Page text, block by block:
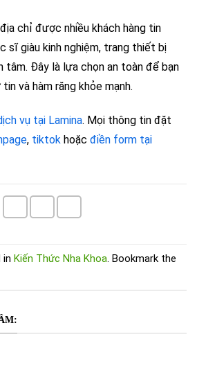
địa chỉ được nhiều khách hàng tin
sĩ giàu kinh nghiệm, trang thiết bị
tâm. Đây là lựa chọn an toàn để bạn
và hàm răng khỏe mạnh.
vụ tại Lamina. Mọi thông tin đặt
, tiktok hoặc điền form tại
in Kiến Thức Nha Khoa. Bookmark the